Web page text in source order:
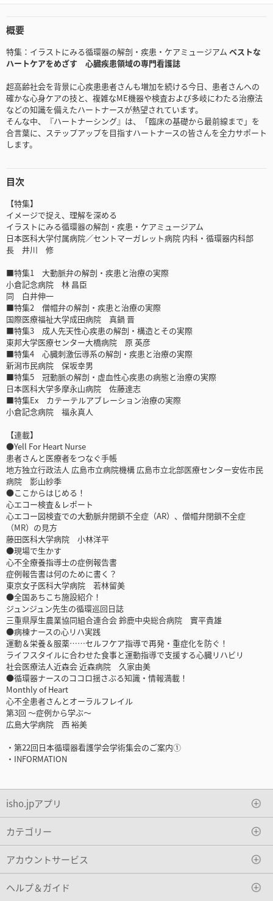
概要
特集：イラストにみる循環器の解剖・疾患・ケアミュージアム ベストな
ハートケアをめざす 心臓疾患領域の専門看護誌
超高齢社会を背景に心疾患患者さんも増加を続ける今日、患者さんへの
確かな心身ケアの技と、複雑なME機器や検査および多岐にわたる治療法
などの知識を備えたハートナースが熱望されています。
そんな中、『ハートナーシング』は、「臨床の基礎から最前線まで」を
合言葉に、ステップアップを目指すハートナースの皆さんを全力サポート
します。
目次
【特集】
イメージで捉え、理解を深める
イラストにみる循環器の解剖・疾患・ケアミュージアム
日本医科大学付属病院／セントマーガレット病院 内科・循環器内科部
長 井川 修
■特集1 大動脈弁の解剖・疾患と治療の実際
小倉記念病院 林 昌臣
同 白井伸一
■特集2 僧帽弁の解剖・疾患と治療の実際
国際医療福祉大学成田病院 真鍋 晋
■特集3 成人先天性心疾患の解剖・構造とその実際
東邦大学医療センター大橋病院 原 英彦
■特集4 心臓刺激伝導系の解剖・疾患と治療の実際
新潟市民病院 保坂幸男
■特集5 冠動脈の解剖・虚血性心疾患の病態と治療の実際
日本医科大学多摩永山病院 佐藤達志
■特集Ex カテーテルアブレーション治療の実際
小倉記念病院 福永真人
【連載】
●Yell For Heart Nurse
患者さんと医療者をつなぐ手帳
地方独立行政法人 広島市立病院機構 広島市立北部医療センター安佐市民
病院 影山紗季
●ここからはじめる！
心エコー検査＆レポート
心エコー図検査での大動脈弁閉鎖不全症（AR）、僧帽弁閉鎖不全症
（MR）の見方
藤田医科大学病院 小林洋平
●現場で生かす
心不全療養指導士の症例報告書
症例報告書は何のために書く？
東京女子医科大学病院 若林留美
●全国あちこち施設紹介！
ジュンジュン先生の循環巡回日誌
三重県厚生農業協同組合連合会 鈴鹿中央総合病院 實平貴雄
●病棟ナースの心リハ実践
運動＆栄養＆服薬……セルフケア指導で再発・重症化を防ぐ！
ライフスタイルに合わせた食事と運動指導で支援する心臓リハビリ
社会医療法人近森会 近森病院 久家由美
●循環器ナースのココロ揺さぶる知識・情報満載！
Monthly of Heart
心不全患者さんとオーラルフレイル
第3回 ～症例から学ぶ～
広島大学病院 西 裕美
・第22回日本循環器看護学会学術集会のご案内①
・INFORMATION
isho.jpアプリ
カテゴリー
アカウントサービス
ヘルプ＆ガイド